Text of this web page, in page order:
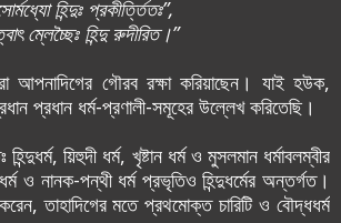
হিন্দুঃ প্রকীর্ত্তিতঃ”,
ম্লেচ্ছৈঃ হিন্দু রুদীরিত।”
আপনাদিগের গৌরব রক্ষা করিয়াছেন। যাই হ‌উক,
প্রধান ধর্ম-প্রণালী-সমূহের উল্লেখ করিতেছি।
য়িহুদী ধর্ম, খৃষ্টান ধর্ম ও মুসলমান ধর্মাবলম্বীর
ও নানক-পন্থী ধর্ম প্রভৃতিও হিন্দুধর্মের অন্তর্গত।
করেন, তাহাদিগের মতে প্রথমোক্ত চারিটি ও বৌদ্ধধর্ম